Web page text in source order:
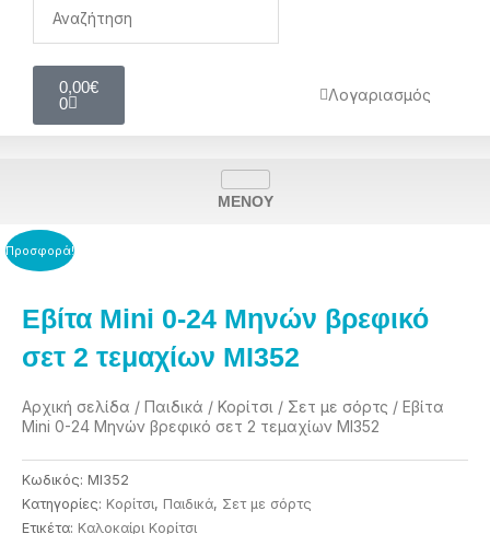
0,00€
0
Λογαριασμός
MENOY
Προσφορά!
Εβίτα Mini 0-24 Μηνών βρεφικό
σετ 2 τεμαχίων MI352
Αρχική σελίδα / Παιδικά / Κορίτσι / Σετ με σόρτς / Εβίτα
Mini 0-24 Μηνών βρεφικό σετ 2 τεμαχίων MI352
Κωδικός: MI352
Κατηγορίες: Κορίτσι, Παιδικά, Σετ με σόρτς
Ετικέτα: Καλοκαίρι Κορίτσι